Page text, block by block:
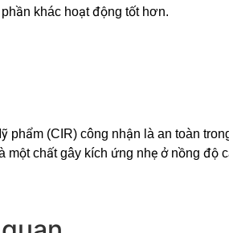
khác hoạt động tốt hơn.
(CIR) công nhận là an toàn
một chất gây kích ứng nhẹ ở nồng độ